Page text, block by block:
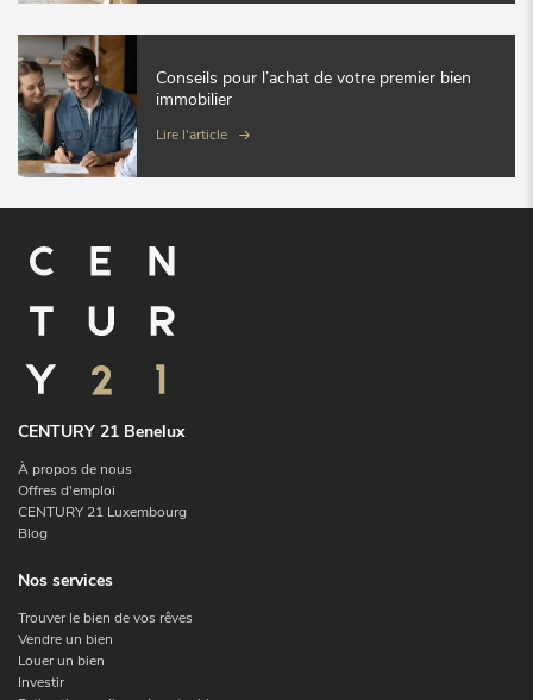
Conseils pour l’achat de votre premier bien
immobilier
Lire l'article
CENTURY 21 Benelux
À propos de nous
Offres d'emploi
CENTURY 21 Luxembourg
Blog
Nos services
Trouver le bien de vos rêves
Vendre un bien
Louer un bien
Investir